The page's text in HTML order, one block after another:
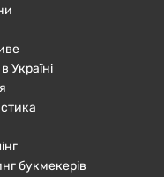
Україні
букмекерів